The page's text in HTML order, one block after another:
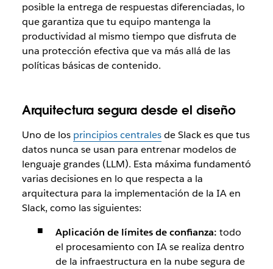
posible la entrega de respuestas diferenciadas, lo
que garantiza que tu equipo mantenga la
productividad al mismo tiempo que disfruta de
una protección efectiva que va más allá de las
políticas básicas de contenido.
Arquitectura segura desde el diseño
Uno de los principios centralesde Slack es que tus
datos nunca se usan para entrenar modelos de
lenguaje grandes (LLM). Esta máxima fundamentó
varias decisiones en lo que respecta a la
arquitectura para la implementación de la IA en
Slack, como las siguientes:
Aplicación de límites de confianza: todo
el procesamiento con IA se realiza dentro
de la infraestructura en la nube segura de